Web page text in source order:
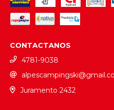
CONTACTANOS
4781-9038
Juramento 2432